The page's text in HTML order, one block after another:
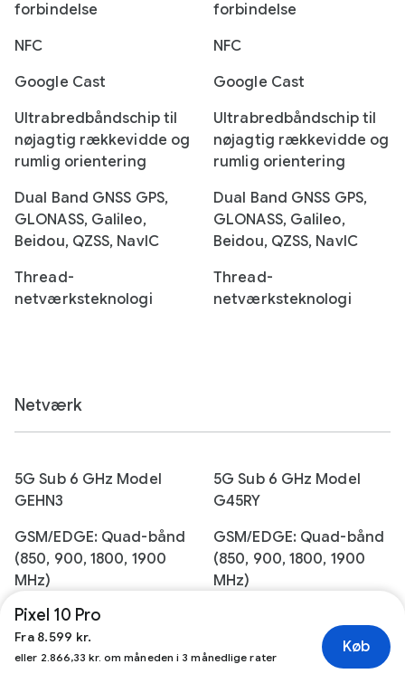
Pixel 10 Pro
Fra 8.599 kr.
eller 2.866,33 kr. om måneden i 3 månedlige rater
Køb
forbindelse
NFC
Google Cast
Ultrabredbåndschip til
nøjagtig rækkevidde og
rumlig orientering
Dual Band GNSS GPS,
GLONASS, Galileo,
Beidou, QZSS, NavIC
Thread-
netværksteknologi
forbindelse
NFC
Google Cast
Ultrabredbåndschip til
nøjagtig rækkevidde og
rumlig orientering
Dual Band GNSS GPS,
GLONASS, Galileo,
Beidou, QZSS, NavIC
Thread-
netværksteknologi
Netværk
5G Sub 6 GHz Model
GEHN3
GSM/EDGE: Quad-bånd
(850, 900, 1800, 1900
MHz)
UMTS/HSPA+/HSDPA:
Bånd 1,2,4,5,8
5G Sub 6 GHz Model
G45RY
GSM/EDGE: Quad-bånd
(850, 900, 1800, 1900
MHz)